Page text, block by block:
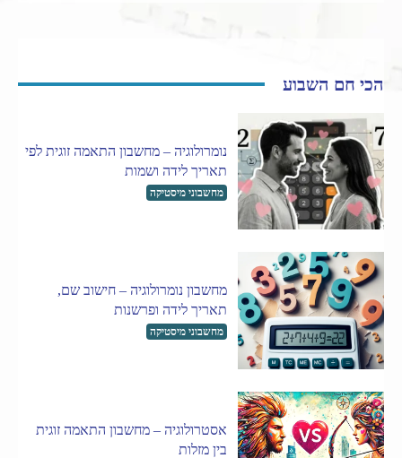
הכי חם השבוע
נומרולוגיה – מחשבון התאמה זוגית לפי
תאריך לידה ושמות
מחשבוני מיסטיקה
מחשבון נומרולוגיה – חישוב שם,
תאריך לידה ופרשנות
מחשבוני מיסטיקה
אסטרולוגיה – מחשבון התאמה זוגית
בין מזלות